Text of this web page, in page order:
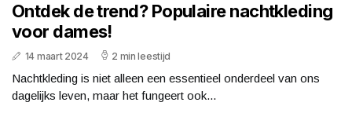
Ontdek de trend? Populaire nachtkleding
voor dames!
14 maart 2024 2 min leestijd
Nachtkleding is niet alleen een essentieel onderdeel van ons
dagelijks leven, maar het fungeert ook...